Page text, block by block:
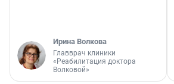
Ирина Волкова
Главврач клиники
«Реабилитация доктора
Волковой»